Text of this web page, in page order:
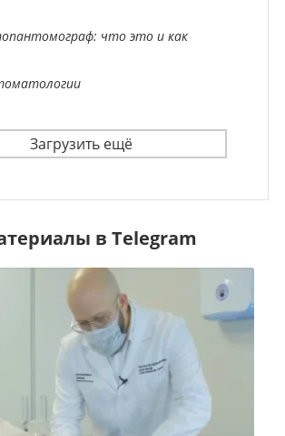
что это и как
Загрузить ещё
в Telegram